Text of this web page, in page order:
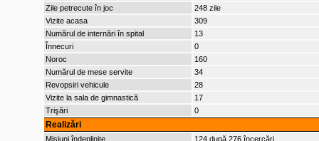
Zile petrecute în joc
248 zile
Vizite acasa
309
Numărul de internări în spital
13
Înnecuri
0
Noroc
160
Numărul de mese servite
34
Revopsiri vehicule
28
Vizite la sala de gimnastică
17
Trişări
0
Realizări
Misiuni îndeplinite
124 după 276 încercări